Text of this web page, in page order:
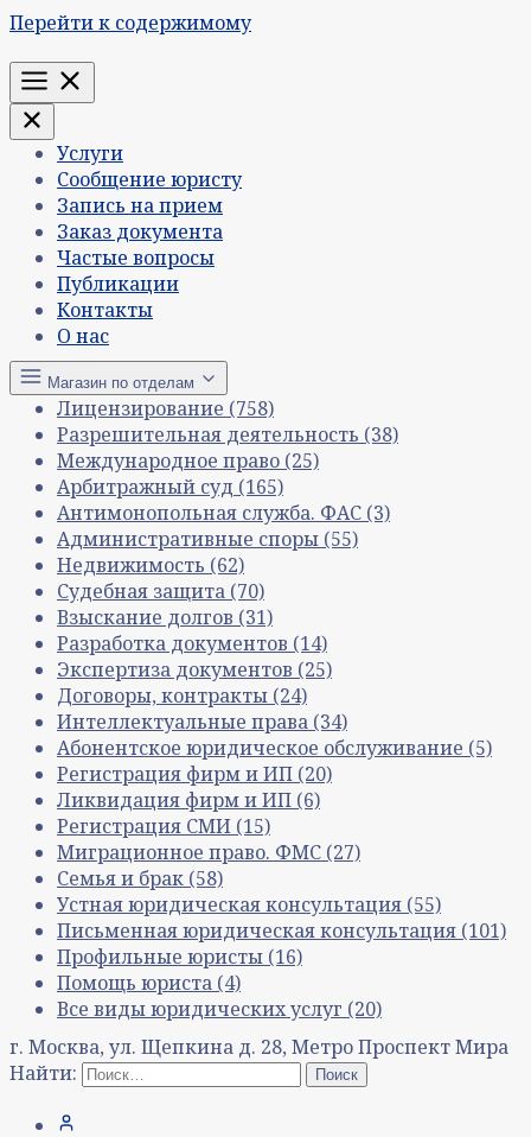
Перейти к содержимому
Меню
Услуги
Сообщение юристу
Запись на прием
Заказ документа
Частые вопросы
Публикации
Контакты
О нас
Магазин по отделам
Лицензирование (758)
Разрешительная деятельность (38)
Международное право (25)
Арбитражный суд (165)
Антимонопольная служба. ФАС (3)
Административные споры (55)
Недвижимость (62)
Судебная защита (70)
Взыскание долгов (31)
Разработка документов (14)
Экспертиза документов (25)
Договоры, контракты (24)
Интеллектуальные права (34)
Абонентское юридическое обслуживание (5)
Регистрация фирм и ИП (20)
Ликвидация фирм и ИП (6)
Регистрация СМИ (15)
Миграционное право. ФМС (27)
Семья и брак (58)
Устная юридическая консультация (55)
Письменная юридическая консультация (101)
Профильные юристы (16)
Помощь юриста (4)
Все виды юридических услуг (20)
г. Москва, ул. Щепкина д. 28, Метро Проспект Мира
Найти: